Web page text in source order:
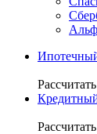
Рассчитать
Рассчитать